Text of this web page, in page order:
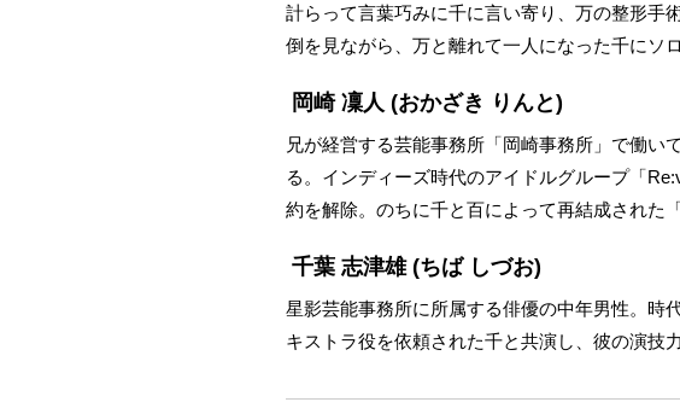
計らって言葉巧みに千に言い寄り、万の整形手
倒を見ながら、万と離れて一人になった千にソ
岡崎 凜人 (おかざき りんと)
兄が経営する芸能事務所「岡崎事務所」で働い
る。インディーズ時代のアイドルグループ「
約を解除。のちに千と百によって再結成された
千葉 志津雄(ちば しづお)
星影芸能事務所に所属する俳優の中年男性。時
キストラ役を依頼された千と共演し、彼の演技